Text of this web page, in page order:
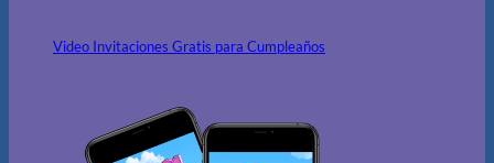
Video Invitaciones Gratis para Cumpleaños